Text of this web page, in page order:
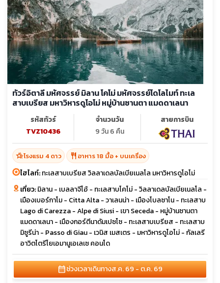
ทัวร์อิตาลี มหัศจรรย์ มิลาน โคโม่ มหัศจรรย์โดโลไมท์ ทะเล
สาบเบรียส มหาวิหารดูโอโม่ หมู่บ้านซานตา แมดดาเลนา
รหัสทัวร์
TVZ10436
จำนวนวัน
9 วัน 6 คืน
สายการบิน
hotel_classโรงแรม 4 ดาว restaurant อาหาร 18 มื้อ + บนเครื่อง
ไฮไลท์:ทะเลสาบเบรียส วิลลาเดลบัลเบียเนลโล มหาวิหารดูโอโม่
เที่ยว:มิลาน - เบลลาจีโอ้ - ทะเลสาบโคโม่ - วิลลาเดลบัลเบียเนลโล -
เมืองเบอร์กาโม - Citta Alta - วาเลนน่า - เมืองโบลซาโน - ทะเลสาบ
Lago di Carezza - Alpe di Siusi - เขา Seceda - หมู่บ้านซานตา
แมดดาเลนา - เมืองกอร์ตีนาดัมเปซโซ - ทะเลสาบเบรียส - ทะเลสาบ
มิซูรีน่า - Passo di Giau - เวนิส เมสเตร - มหาวิหารดูโอโม่ - กัลเลรี
อาวิตโตรีโยเอมานูเอเลเซ คอนโด
calendar_monthช่วงเวลาเดินทางส.ค. 69 - ต.ค. 69